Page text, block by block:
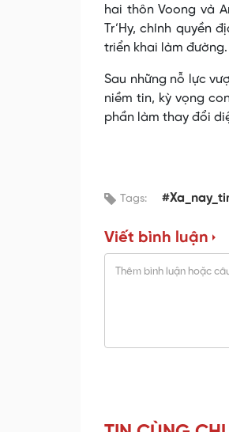
hai thôn Voong và
Tr’Hy, chính quyền
triển khai làm đường.
Sau những nỗ lực
niềm tin, kỳ vọng
phần làm thay đổi
Tags:
Viết bình luận